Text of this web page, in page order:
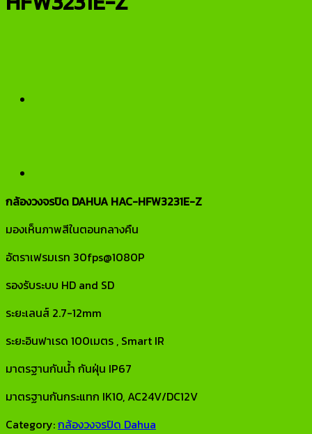
กล้องวงจรปิด DAHUA HAC-HFW3231E-Z
มองเห็นภาพสีในตอนกลางคืน
อัตราเฟรมเรท 30fps@1080P
รองรับระบบ HD and SD
ระยะเลนส์ 2.7-12mm
ระยะอินฟาเรด 100เมตร , Smart IR
มาตรฐานกันน้ำ กันฝุ่น IP67
มาตรฐานกันกระแทก IK10, AC24V/DC12V
Category:กล้องวงจรปิด Dahua